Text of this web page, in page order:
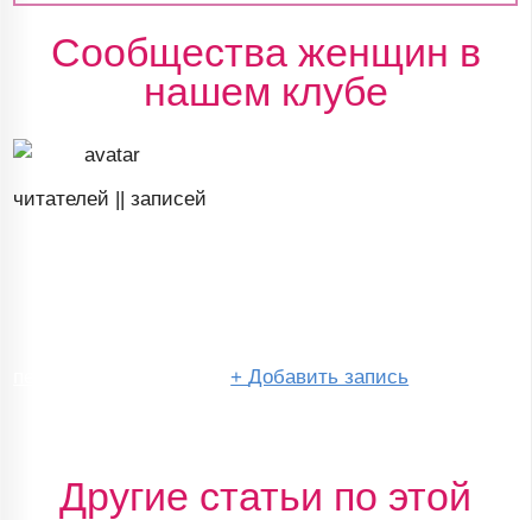
Сообщества женщин в
нашем клубе
читателей ||записей
перейти в сообщество+Добавить запись
Другие статьи по этой